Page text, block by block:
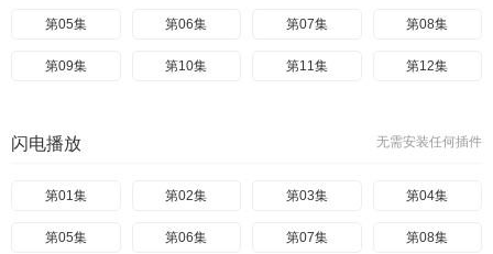
第05集 第06集 第07集 第08集
第09集 第10集 第11集 第12集
无需安装任何插件
闪电播放
第01集 第02集 第03集 第04集
第05集 第06集 第07集 第08集